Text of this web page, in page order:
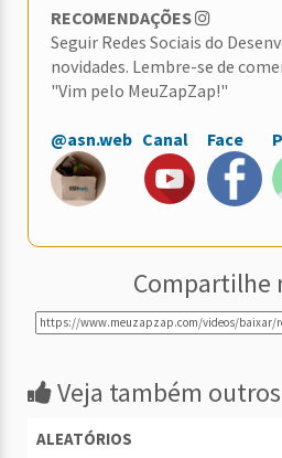
RECOMENDAÇÕES
Seguir Redes Sociais do
novidades. Lembre-se de
"Vim pelo MeuZapZap!"
@asn.web Canal Face
Compartilhe
Veja também
ALEATÓRIOS